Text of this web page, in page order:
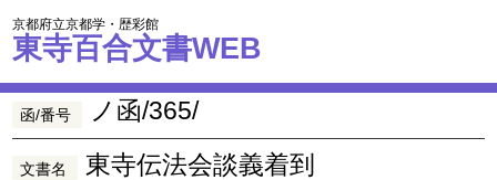
京都府立京都学・歴彩館
東寺百合文書WEB
函/番号 ノ函/365/
文書名 東寺伝法会談義着到